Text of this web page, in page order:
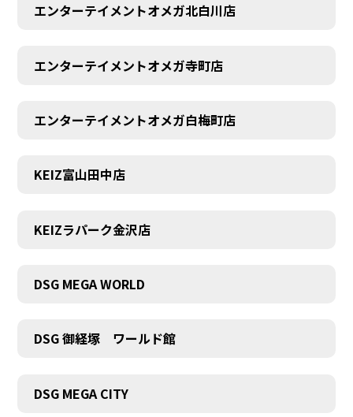
エンターテイメントオメガ北白川店
エンターテイメントオメガ寺町店
エンターテイメントオメガ白梅町店
KEIZ富山田中店
KEIZラパーク金沢店
DSG MEGA WORLD
DSG 御経塚 ワールド館
DSG MEGA CITY